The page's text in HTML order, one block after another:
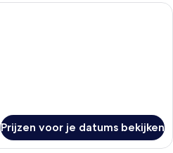
Luxe beddengoed, donzen
Prijzen voor je datums bekijken